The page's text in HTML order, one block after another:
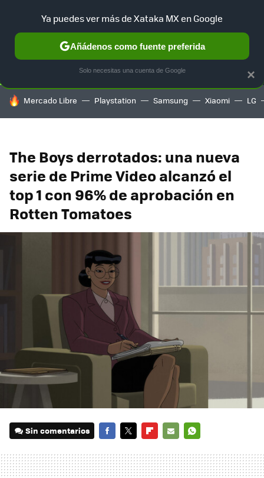
SELECCIÓN GAMING HOME AUTO TERRITORIO
HOY SE HABLA DE
Mercado Libre Playstation Samsung Xiaomi LG
The Boys derrotados: una nueva
serie de Prime Video alcanzó el
top 1 con 96% de aprobación en
Rotten Tomatoes
Sin comentarios
MAIL
×
Ya puedes ver más de Xataka MX en Google
Añádenos como fuente preferida
Solo necesitas una cuenta de Google